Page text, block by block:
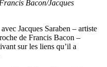
Francis Bacon/Jacques
Jacques Saraben – artiste
de Francis Bacon –
sur les liens qu’il a